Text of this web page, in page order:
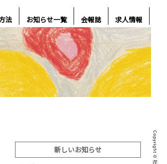
法 お知らせ一覧 会報誌 求人情報
新しいお知らせ